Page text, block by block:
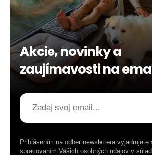
Akcie, novinky a
zaujímavosti na
Prihlásením na odber newslettera vyjadrujete
spracovaním Vašich osobných udajov v